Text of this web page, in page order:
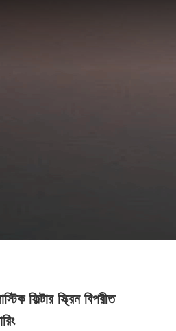
ফিল্টার স্ক্রিন বিপরীত